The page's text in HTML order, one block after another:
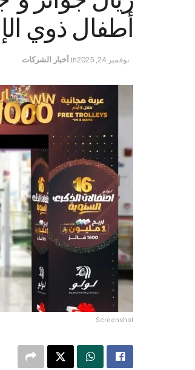
أطفال ذوي
نوفمبر 24, 2025 in أخبار الشركات
Screenshot